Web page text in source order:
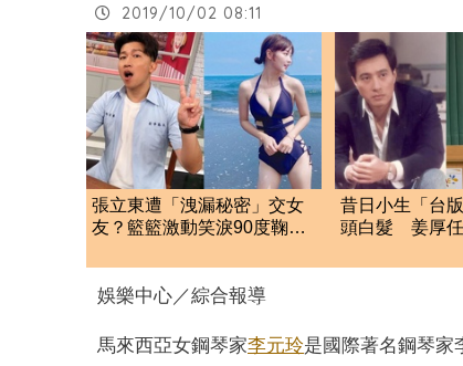
2019/10/02 08:11
張立東遭「洩漏秘密」交女
友？籃籃激動笑淚90度鞠
昔日小生「台
頭白髮 姜厚任
娛樂中心／綜合報導
馬來西亞女鋼琴家李元玲是國際著名鋼琴家